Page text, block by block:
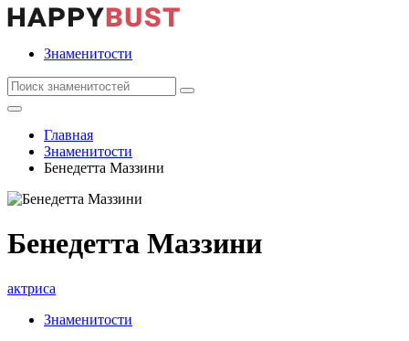
Знаменитости
Главная
Знаменитости
Бенедетта Маззини
Бенедетта Маззини
актриса
Знаменитости